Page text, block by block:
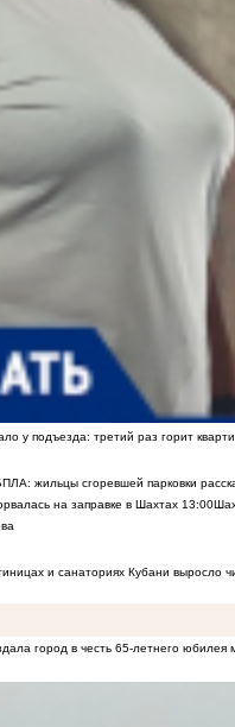
у подъезда: третий раз горит
жильцы сгоревшей парковки
на заправке в Шахтах 13:00
и санаториях Кубани выросло
город в честь 65-летнего юбилея